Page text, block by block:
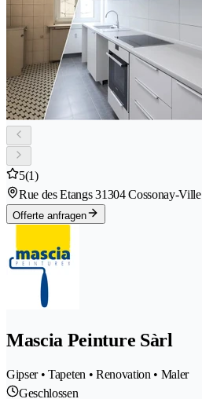
5(1)
Rue des Etangs 31304 Cossonay-Ville
Offerte anfragen
Mascia Peinture Sàrl
Gipser • Tapeten • Renovation • Maler
Geschlossen